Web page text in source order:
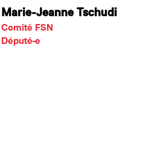
Marie-Jeanne Tschudi
Comité FSN
Député-e